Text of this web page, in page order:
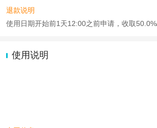
退款说明
使用日期开始前1天12:00之前申请，收取
使用说明